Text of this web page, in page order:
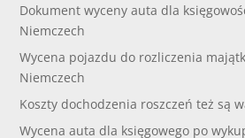
Dokument wyceny auta dla
Niemczech
Wycena pojazdu do rozliczenia
Niemczech
Koszty dochodzenia roszczeń też są
Wycena auta dla księgowego po